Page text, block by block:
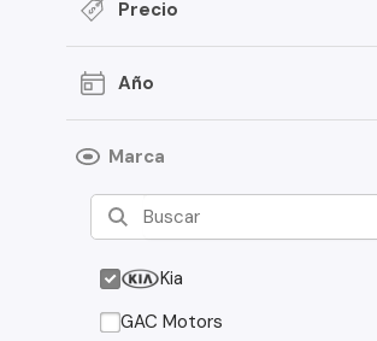
Precio
Año
Marca
Kia
GAC Motors